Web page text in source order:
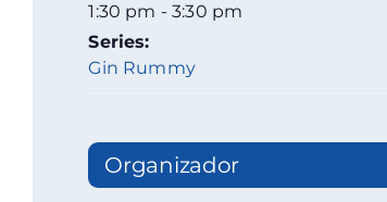
1:30 pm - 3:30 pm
Series:
Gin Rummy
Organizador